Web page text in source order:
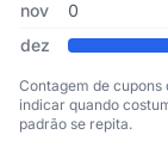
nov
0
dez
Contagem de cupons
indicar quando
padrão se repita.